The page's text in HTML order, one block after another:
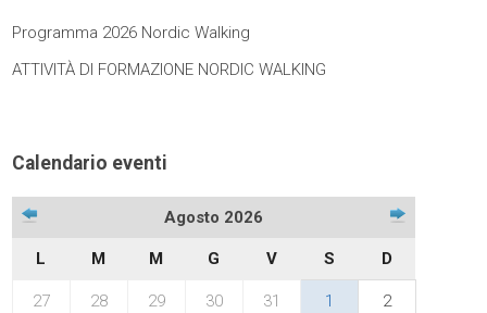
Programma 2026 Nordic Walking
ATTIVITÀ DI FORMAZIONE NORDIC WALKING
Calendario eventi
Agosto 2026
L M M G V S D
27 28 29 30 31 1 2